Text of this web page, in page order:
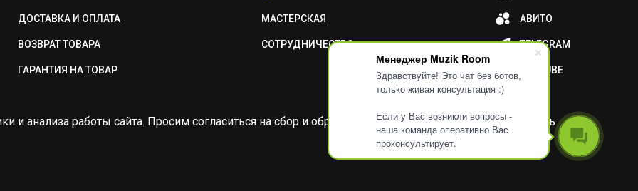
Менеджер Muzik Room
Здравствуйте! Это чат без ботов,
только живая консультация :)
Если у Вас возникли вопросы -
наша команда оперативно Вас
проконсультирует.
ДОСТАВКА И ОПЛАТА
ВОЗВРАТ ТОВАРА
ГАРАНТИЯ НА ТОВАР
МАСТЕРСКАЯ
СОТРУДНИЧЕСТВО
АВИТО
TELEGRAM
YOUTUBE
Разработка Дизайн
и анализа работы сайта. Просим согласиться на сбор и обработку ваших метаданных или отключить